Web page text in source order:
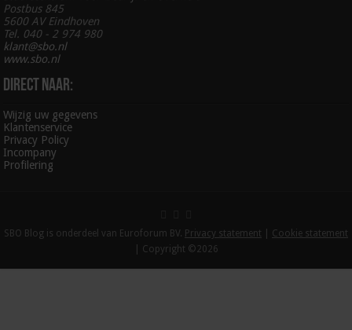
Postbus 845
5600 AV Eindhoven
Tel. 040 - 2 974 980
klant@sbo.nl
www.sbo.nl
Direct naar:
Wijzig uw gegevens
Klantenservice
Privacy Policy
Incompany
Profilering
SBO Blog is onderdeel van Euroforum BV. Privacy statement
Cookie statement
| Copyright ©2026